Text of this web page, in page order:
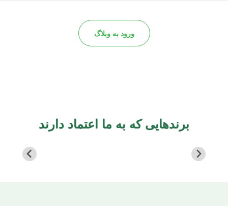
ورود به وبلاگ
برندهایی که به ما اعتماد دارند